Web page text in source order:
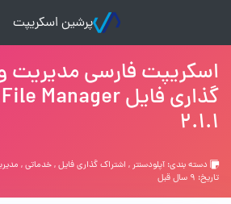
پرشین اسکریپت
اسکریپت فارسی مدیریت
2.1.1
دسته بندی: آپلودسنتر, اشتراك گذاري فايل,خدماتی,
تاریخ: ۹ سال قبل